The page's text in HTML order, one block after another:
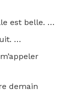
est belle. …
…
demain